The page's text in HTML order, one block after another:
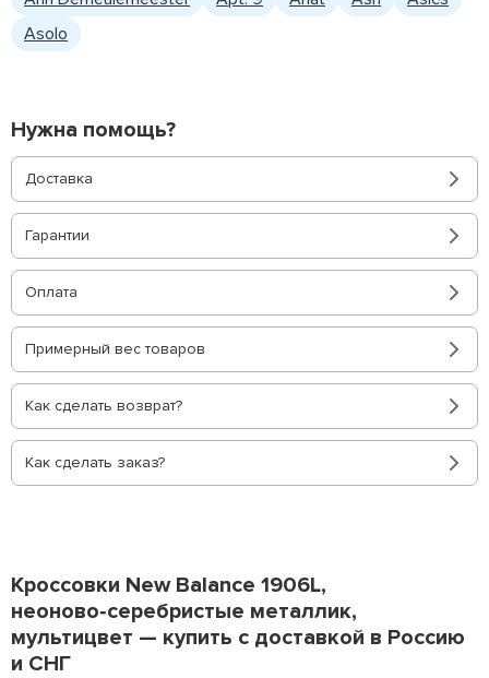
Asolo
Нужна помощь?
Доставка
Гарантии
Оплата
Примерный вес товаров
Как сделать возврат?
Как сделать заказ?
Кроссовки New Balance 1906L,
неоново‑серебристые металлик,
мультицвет — купить с доставкой в Россию
и СНГ